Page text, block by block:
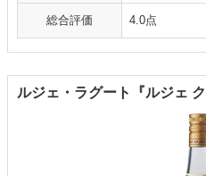
総合評価 4.0点
ルジェ・ラグート『ルジェ